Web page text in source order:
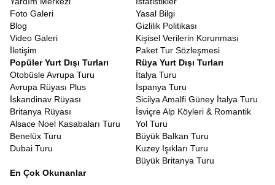
bizzat yaşayarak öğrenirsiniz.
Eğer klasik tatil anlayışından sıkıldıysanız, deniz kum güneş
üçlüsüne derinlik katmak istiyorsanız,Mısır Tatil Turu
göre bir alternatiftir. Burada deniz sadece yüzmek için değil,
tarihin kıyısında serinlemek içindir. Güneş sadece bronzlaşmak
için değil, Ra’nın kudretini hissetmek içindir. Han El-Halili
Çarşısı’nda baharat kokuları arasında dolaşırken, esnafla
yapacağınız keyifli pazarlıklar, bir kafede oturup nargile içen
yerlileri izlemek, size o coğrafyanın insanını ve ruhunu
tanıtacaktır. Mısır insanının sıcakkanlılığı ve misafirperverliği,
kendinizi yabancı değil, uzun zamandır beklenen bir misafir gibi
hissetmenizi sağlayacaktır.
Mısır bir rüyadır, uyanmak istemeyeceğiniz, etkisinden uzun süre
Piramitlerin gölgesinde geçmişi
düşünmek, Nil’in sularında huzuru bulmak,
Foto Galeri
Blog
Video Galeri
İletişim
Yasal Bilgi
Gizlilik Politikası
Kişisel Verilerin Korunması
Paket Tur Sözleşmesi
Popüler Yurt Dışı Turları
Otobüsle Avrupa Turu
Avrupa Rüyası Plus
İskandinav Rüyası
Britanya Rüyası
Alsace Noel Kasabaları Turu
Benelüx Turu
Dubai Turu
Rüya Yurt Dışı Turları
İtalya Turu
İspanya Turu
Sicilya Amalfi Güney İtalya Turu
İsviçre Alp Köyleri & Romantik
Yol Turu
Büyük Balkan Turu
Kuzey Işıkları Turu
Büyük Britanya Turu
En Çok Okunanlar